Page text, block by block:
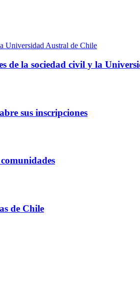
de la sociedad civil y la
sus inscripciones
de Chile